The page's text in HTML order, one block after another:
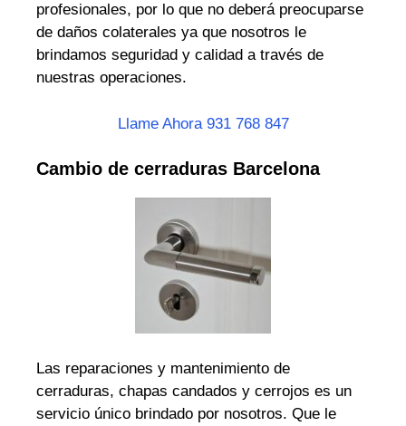
profesionales, por lo que no deberá preocuparse
de daños colaterales ya que nosotros le
brindamos seguridad y calidad a través de
nuestras operaciones.
Llame Ahora 931 768 847
Cambio de cerraduras Barcelona
Las reparaciones y mantenimiento de
cerraduras, chapas candados y cerrojos es un
servicio único brindado por nosotros. Que le